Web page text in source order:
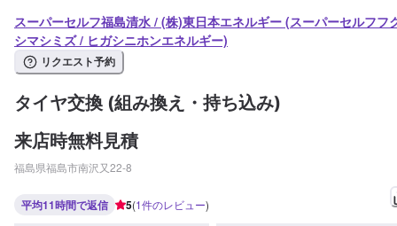
スーパーセルフ福島清水 / (株)東日本エネルギー (スーパーセルフフ
シマシミズ / ヒガシニホンエネルギー)
リクエスト予約
タイヤ交換 (組み換え・持ち込み)
来店時無料見積
福島県福島市南沢又22-8
平均11時間で返信 5(1件のレビュー)